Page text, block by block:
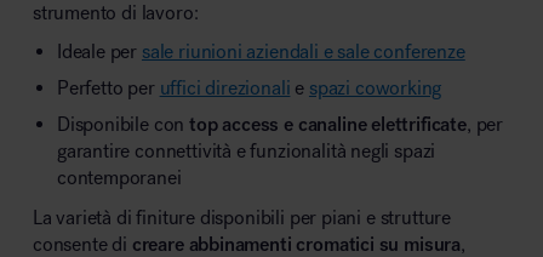
strumento di lavoro:
Ideale per sale riunioni aziendali e sale conferenze
Perfetto per uffici direzionali e spazi coworking
Disponibile contop access e canaline elettrificate, per
garantire connettività e funzionalità negli spazi
contemporanei
La varietà di finiture disponibili per piani e strutture
consente di creare abbinamenti cromatici su misura,